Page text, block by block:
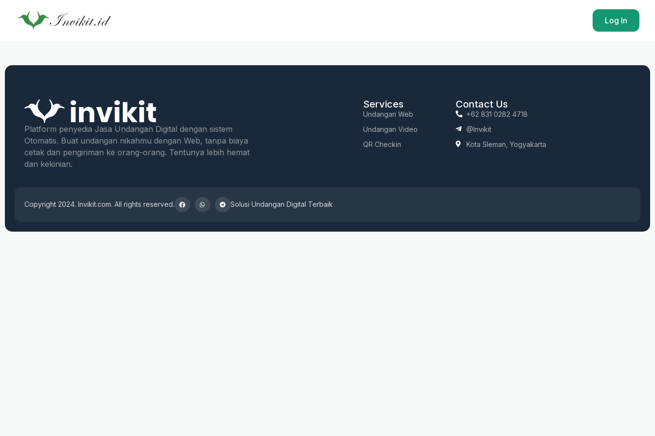
Log In
Platform penyedia Jasa Undangan Digital dengan sistem
Otomatis. Buat undangan nikahmu dengan Web, tanpa biaya
cetak dan pengiriman ke orang-orang. Tentunya lebih hemat
dan kekinian.
Services
Undangan Web
Undangan Video
QR Checkin
Contact Us
+62 831 0282 4718
@invikit
Kota Sleman, Yogyakarta
Copyright 2024. Invikit.com. All rights reserved. Solusi Undangan Digital Terbaik